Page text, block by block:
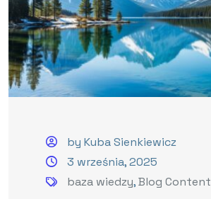
by Kuba Sienkiewicz
3 września, 2025
baza wiedzy,Blog Content